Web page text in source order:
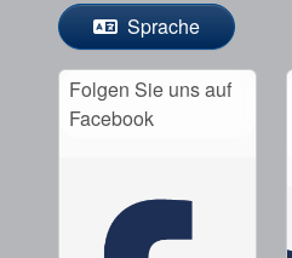
Sprache
Folgen Sie uns auf
Facebook